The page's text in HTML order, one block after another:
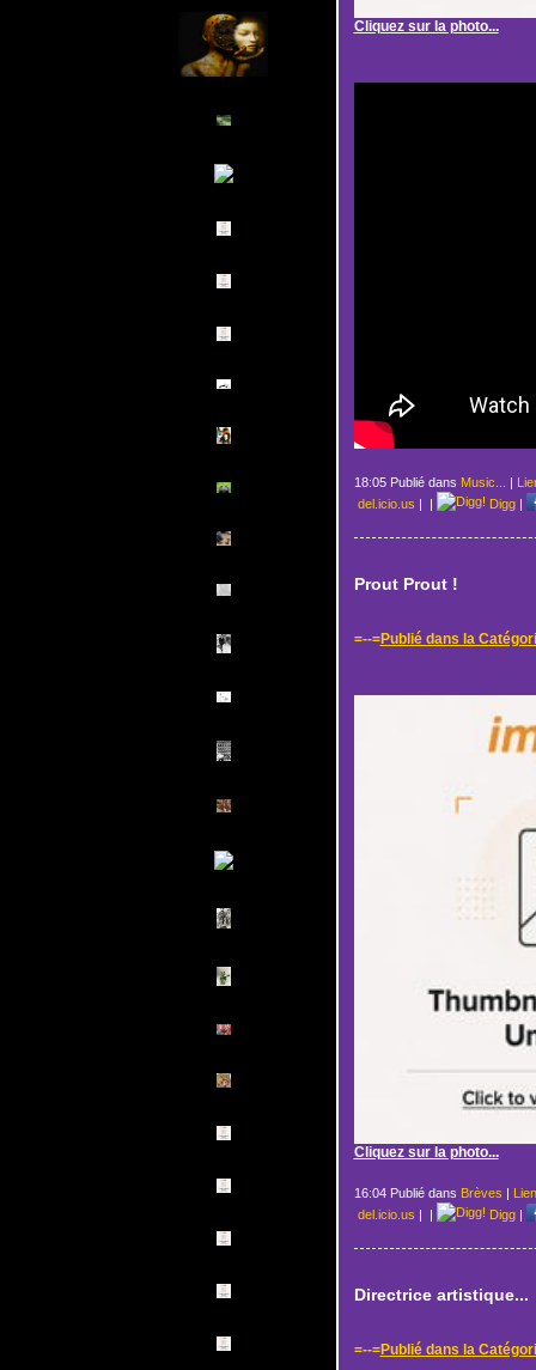
Cliquez sur la photo...
18:05 Publié dans Music... |
del.icio.us | | Digg|
Prout Prout !
=--=Publié dans la
Cliquez sur la photo...
16:04 Publié dans Brèves |
del.icio.us | | Digg|
Directrice artistique...
=--=Publié dans la